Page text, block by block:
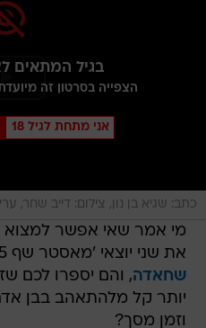
בגיל המתאים
הצפייה בסרטון זה מיועדת
אני מתחת לגיל 18
כתב: שגיא בן נון, צילום: דייב שחר,
מי אמר שאי אפשר למצוא
את שני יוצאי 'מאסטר שף 5',
שחאדה, והם יספרו לכם
יותר קל מלהתאהב בבן
וזמן מסך?